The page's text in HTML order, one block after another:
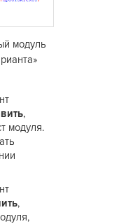
модуль
,
модуля.
,